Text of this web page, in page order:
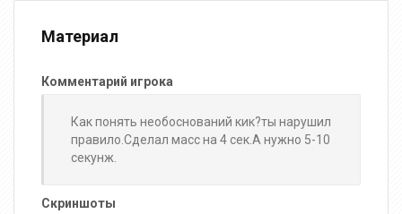
Материал
Комментарий игрока
Как понять необоснований кик?ты нарушил
правило.Сделал масс на 4 сек.А нужно 5-10
секунж.
Скриншоты